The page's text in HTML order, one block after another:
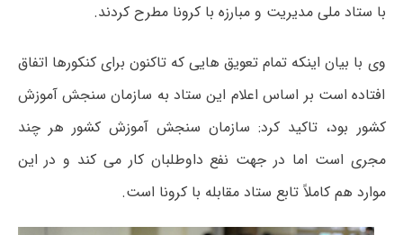
با ستاد ملی مدیریت و مبارزه با کرونا مطرح کردند.
وی با بیان اینکه تمام تعویق هایی که تاکنون برای کنکورها اتفاق
افتاده است بر اساس اعلام این ستاد به سازمان سنجش آموزش
کشور بود، تاکید کرد: سازمان سنجش آموزش کشور هر چند
مجری است اما در جهت نفع داوطلبان کار می کند و در این
موارد هم کاملاً تابع ستاد مقابله با کرونا است.